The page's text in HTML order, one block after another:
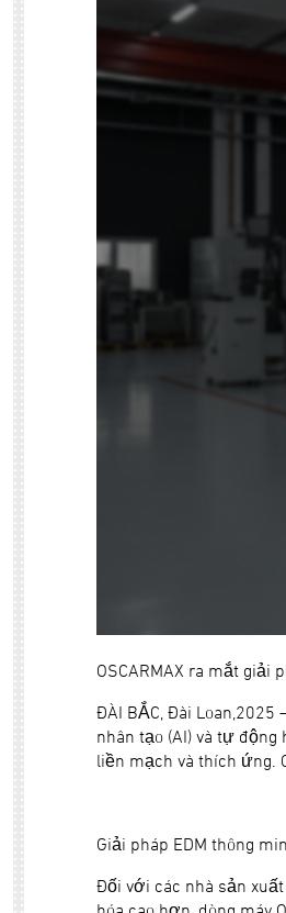
OSCARMAX ra mắt giải
ĐÀI BẮC, Đài Loan,2025
nhân tạo (AI) và tự
liền mạch và thích ứng.
Giải pháp EDM thông
Đối với các nhà sản